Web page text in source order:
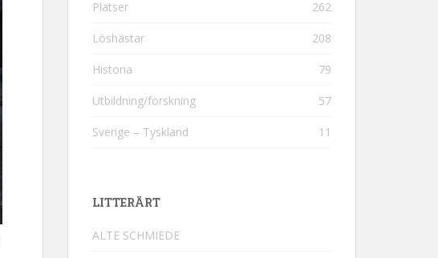
Platser 262
Löshästar 208
Historia 79
Utbildning/forskning 57
Sverige – Tyskland 11
LITTERÄRT
ALTE SCHMIEDE